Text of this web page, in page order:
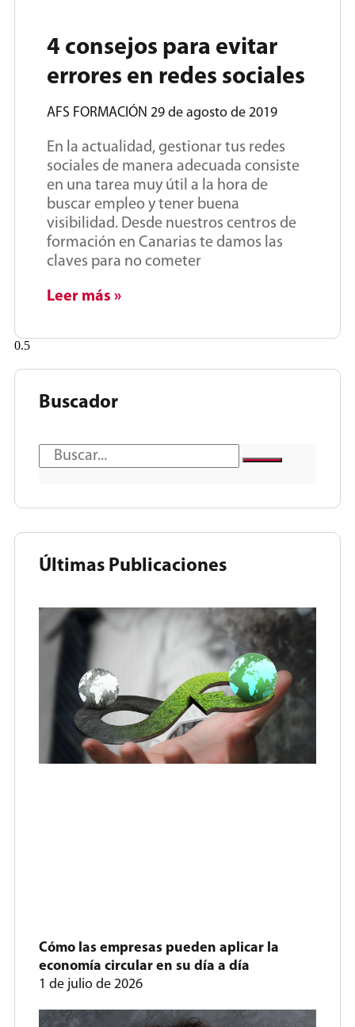
4 consejos para evitar
errores en redes sociales
AFS FORMACIÓN 29 de agosto de 2019
En la actualidad, gestionar tus redes
sociales de manera adecuada consiste
en una tarea muy útil a la hora de
buscar empleo y tener buena
visibilidad. Desde nuestros centros de
formación en Canarias te damos las
claves para no cometer
Leer más »
Buscador
Últimas Publicaciones
Cómo las empresas pueden aplicar la
economía circular en su día a día
1 de julio de 2026